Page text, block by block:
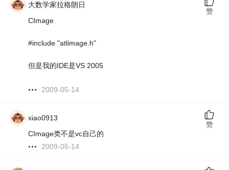
大数学家拉格朗日
CImage
#include "atlimage.h"
但是我的IDE是VS 2005
2009-05-14
赞
xiao0913
CImage类不是vc自己的
2009-05-14
赞